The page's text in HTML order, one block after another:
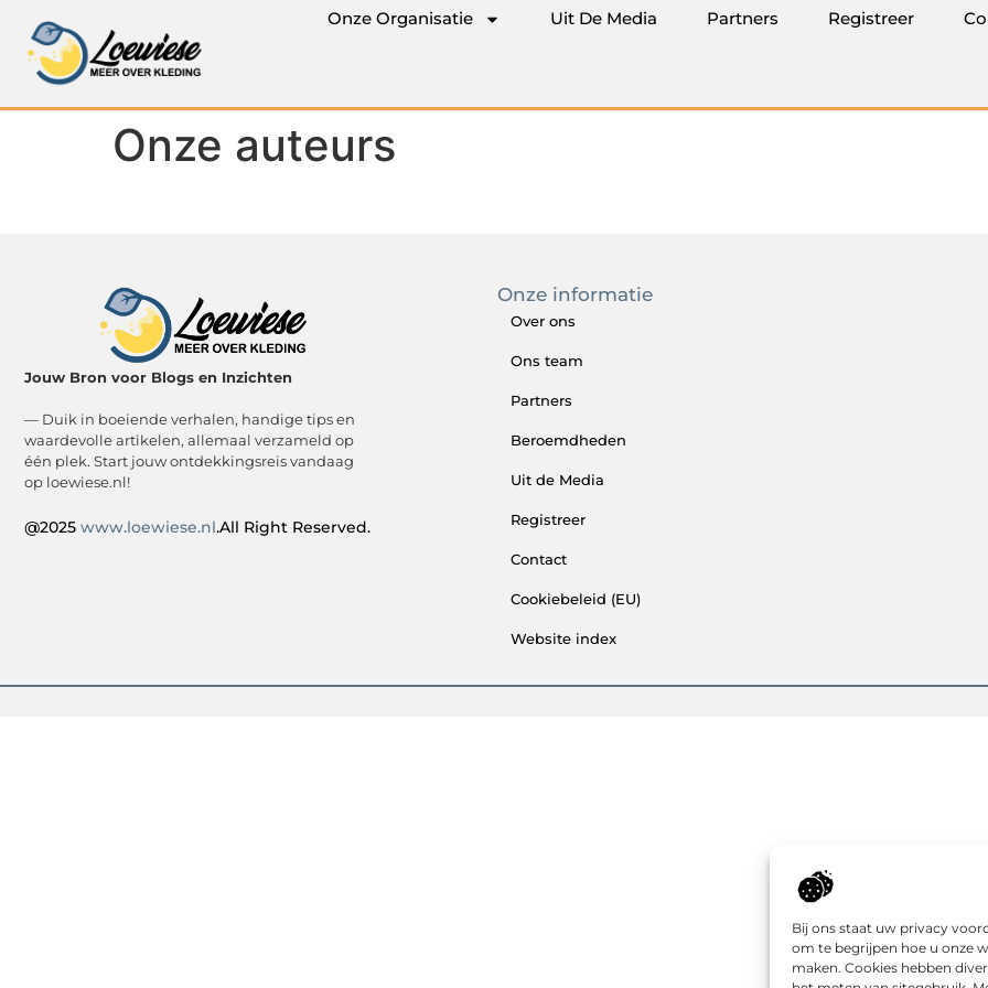
Bij ons staat uw privacy
om te begrijpen hoe u onze
maken. Cookies hebben
Onze Organisatie Uit De Media Partners Registreer
Onze auteurs
Jouw Bron voor Blogs en Inzichten
— Duik in boeiende verhalen, handige tips en
waardevolle artikelen, allemaal verzameld op
één plek. Start jouw ontdekkingsreis vandaag
op loewiese.nl!
@2025 www.loewiese.nl.All Right Reserved.
Onze informatie
Over ons
Ons team
Partners
Beroemdheden
Uit de Media
Registreer
Contact
Cookiebeleid (EU)
Website index